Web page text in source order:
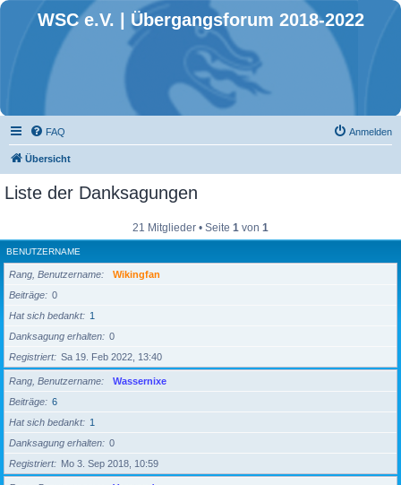
WSC e.V. | Übergangsforum 2018-2022
FAQ Anmelden
Übersicht
Liste der Danksagungen
21 Mitglieder • Seite 1 von 1
BENUTZERNAME
Rang, Benutzername
Wikingfan
Beiträge
0
Hat sich bedankt
1
Danksagung erhalten
0
Registriert
Sa 19. Feb 2022, 13:40
Rang, Benutzername
Wassernixe
Beiträge
6
Hat sich bedankt
1
Danksagung erhalten
0
Registriert
Mo 3. Sep 2018, 10:59